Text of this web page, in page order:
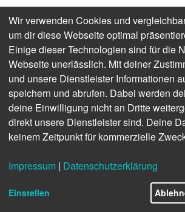
Die Gesellschafter beschlossen auf
Gesellschafterversammlung am 25.
Jahresabschluss des Geschäftsjahres
festzustellen und den
Geschäftsjahres 2023 in Höhe von
mit dem Gewinnvortrag per
7.479.941,11 Euro zum Bilanzgewinn
8.840.385,77 Euro zu saldieren und
Rechnung vorzutragen.
Wir verwenden Cookies und
um dir diese Webseite optimal
Einige dieser Technologien sind für die
Webseite unerlässlich. Mit deiner
und unsere Dienstleister Informationen
speichern und abrufen. Dabei werden
deine Einwilligung nicht an Dritte
direkt unsere Dienstleister sind. Deine
keinem Zeitpunkt für kommerzielle
Impressum | Datenschutzerklärung
Einstellen